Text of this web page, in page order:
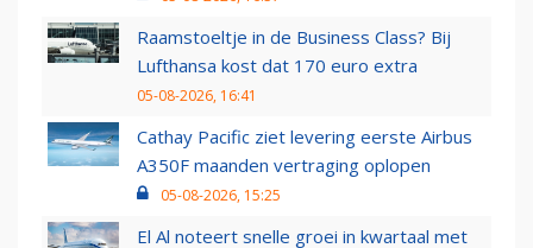
Raamstoeltje in de Business Class? Bij
Lufthansa kost dat 170 euro extra
05-08-2026, 16:41
Cathay Pacific ziet levering eerste Airbus
A350F maanden vertraging oplopen
05-08-2026, 15:25
El Al noteert snelle groei in kwartaal met